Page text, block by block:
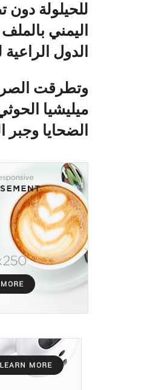
للحيلولة دون
اليمني
الدول
وتطرقت
ميليشيا
الضحايا